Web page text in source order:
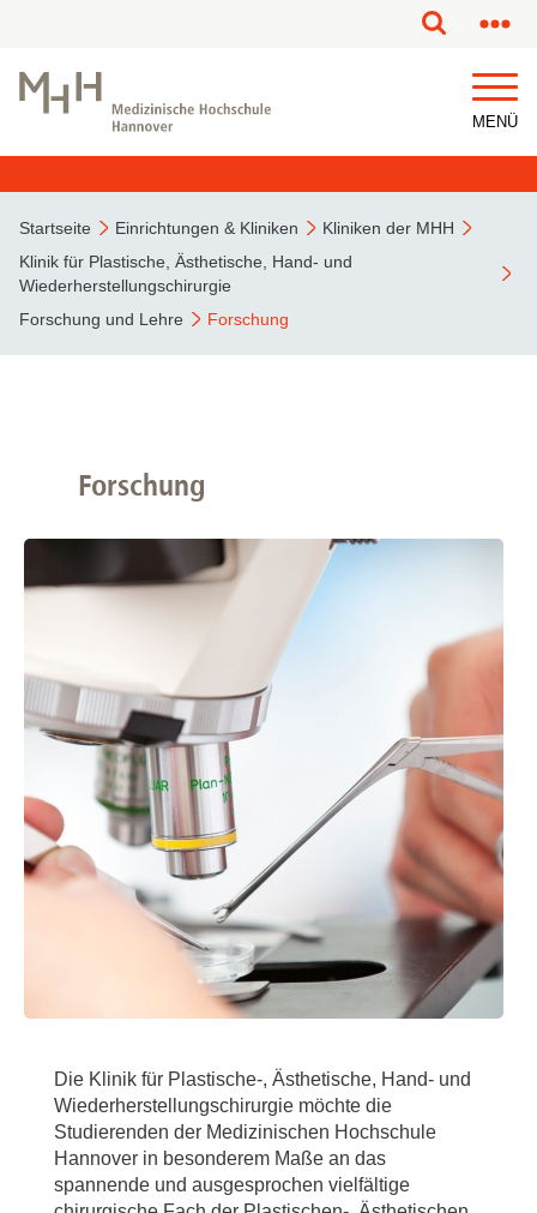
MENÜ
Startseite Einrichtungen & Kliniken
Kliniken der MHH
Klinik für Plastische, Ästhetische, Hand- und
Wiederherstellungschirurgie
Forschung und Lehre
Forschung
Forschung
Die Klinik für Plastische-, Ästhetische, Hand- und
Wiederherstellungschirurgie möchte die
Studierenden der Medizinischen Hochschule
Hannover in besonderem Maße an das
spannende und ausgesprochen vielfältige